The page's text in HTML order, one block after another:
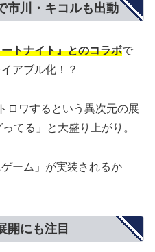
市川・キコルも出動
トナイト』とのコラボで
アブル化！？
ロワするという異次元の展
てる」と大盛り上がり。
ーム」が実装されるか
開にも注目